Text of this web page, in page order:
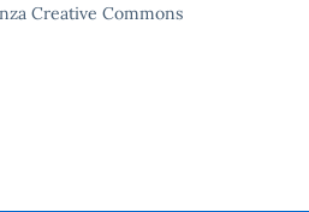
Creative Commons